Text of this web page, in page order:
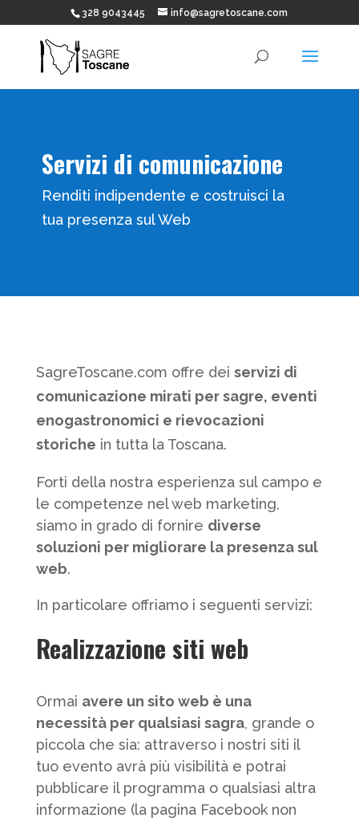
328 9043445 info@sagretoscane.com
Servizi di comunicazione
Renditi indipendente e costruisci la
tua presenza sul Web
SagreToscane.com offre dei servizi di
comunicazione mirati per sagre, eventi
enogastronomici e rievocazioni
storiche in tutta la Toscana.
Forti della nostra esperienza sul campo e
le competenze nel web marketing,
siamo in grado di fornire diverse
soluzioni per migliorare la presenza sul
web.
In particolare offriamo i seguenti servizi:
Realizzazione siti web
Ormai avere un sito web è una
necessità per qualsiasi sagra, grande o
piccola che sia: attraverso i nostri siti il
tuo evento avrà più visibilità e potrai
pubblicare il programma o qualsiasi altra
informazione (la pagina Facebook non